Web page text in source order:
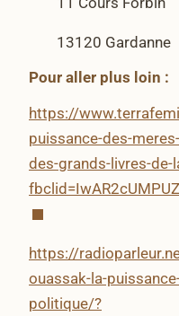
13120 Gardanne
Pour aller plus loin :
https://
puissance-des-
des-grands-livres-
https://
ouassak-la-
politique/?